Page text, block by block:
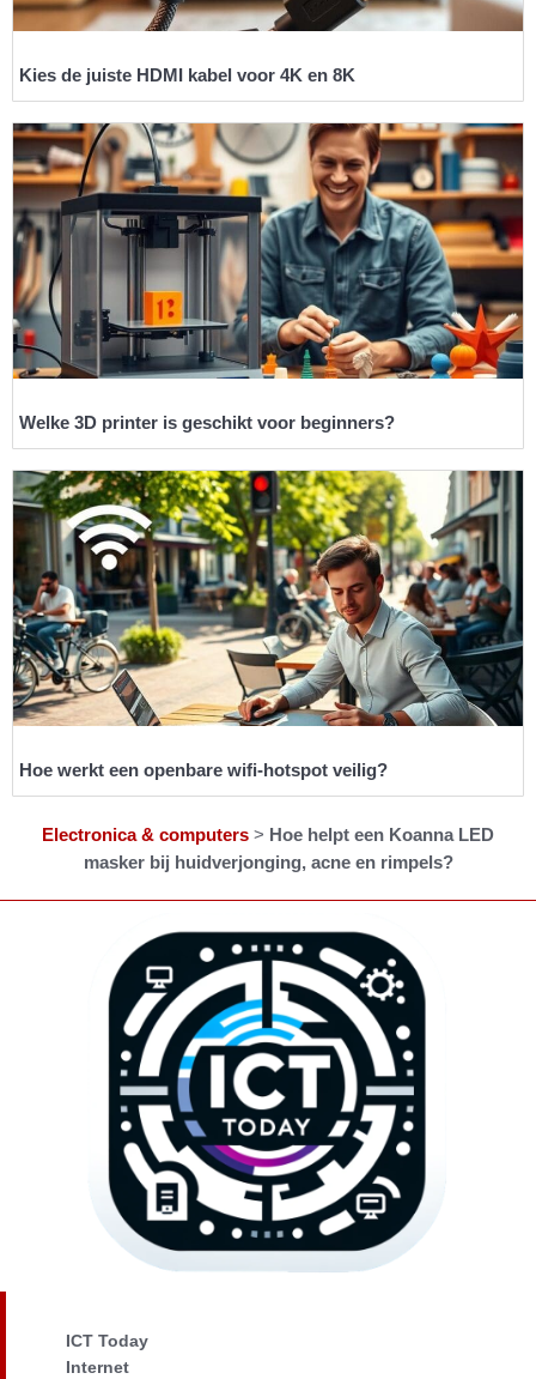
Kies de juiste HDMI kabel voor 4K en 8K
Welke 3D printer is geschikt voor beginners?
Hoe werkt een openbare wifi-hotspot veilig?
Electronica & computers > Hoe helpt een Koanna LED
masker bij huidverjonging, acne en rimpels?
ICT Today
Internet